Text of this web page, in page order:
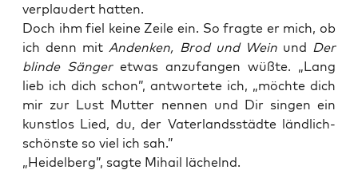
ver­plau­dert hatten.
Doch ihm fiel kei­ne Zei­le ein. So frag­te er mich, ob
ich denn mitAndenken, Brod und Weinund Der
blin­de Sän­geretwas anzu­fan­gen wüß­te. „Lang
lieb ich dich schon”, ant­wor­te­te ich, „möch­te dich
mir zur Lust Mut­ter nen­nen und Dir sin­gen ein
kunst­los Lied, du, der Vater­lands­städ­te länd­lich­
schöns­te so viel ich sah.”
„Hei­del­berg”, sag­te Mihail lächelnd.